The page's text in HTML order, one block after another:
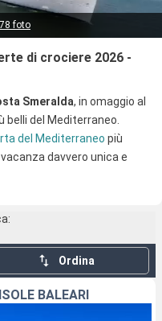
di crociere 2026 -
Smeralda, in omaggio al
belli del Mediterraneo.
del Mediterraneo più
davvero unica e
foto
Ordina
BALEARI